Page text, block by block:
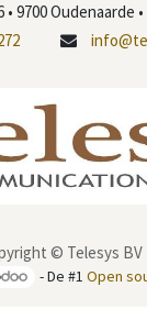
• 9700 Oudenaarde
© Telesys BV
- De #1Open